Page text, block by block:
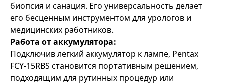
биопсия и санация. Его универсальность делает
его бесценным инструментом для урологов и
медицинских работников.
Работа от аккумулятора:
Подключив легкий аккумулятор к лампе, Pentax
FCY-15RBS становится портативным решением,
подходящим для рутинных процедур или